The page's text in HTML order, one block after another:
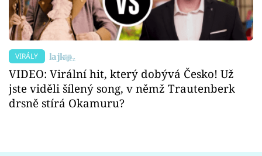
VIRÁLY
VIDEO: Virální hit, který dobývá Česko! Už
jste viděli šílený song, v němž Trautenberk
drsně stírá Okamuru?